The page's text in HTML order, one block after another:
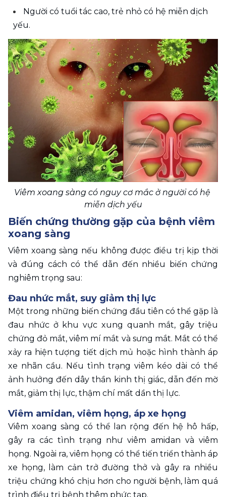
Người có tuổi tác cao, trẻ nhỏ có hệ miễn dịch
yếu.
Viêm xoang sàng có nguy cơ mắc ở người có hệ
miễn dịch yếu
Biến chứng thường gặp của bệnh viêm
xoang sàng
Viêm xoang sàng nếu không được điều trị kịp thời
và đúng cách có thể dẫn đến nhiều biến chứng
nghiêm trọng sau:
Đau nhức mắt, suy giảm thị lực
Một trong những biến chứng đầu tiên có thể gặp là
đau nhức ở khu vực xung quanh mắt, gây triệu
chứng đỏ mắt, viêm mí mắt và sưng mắt. Mắt có thể
xảy ra hiện tượng tiết dịch mủ hoặc hình thành áp
xe nhãn cầu. Nếu tình trạng viêm kéo dài có thể
ảnh hưởng đến dây thần kinh thị giác, dẫn đến mờ
mắt, giảm thị lực, thậm chí mất dần thị lực.
Viêm amidan, viêm họng, áp xe họng
Viêm xoang sàng có thể lan rộng đến hệ hô hấp,
gây ra các tình trạng như viêm amidan và viêm
họng. Ngoài ra, viêm họng có thể tiến triển thành áp
xe họng, làm cản trở đường thở và gây ra nhiều
triệu chứng khó chịu hơn cho người bệnh, làm quá
trình điều trị bệnh thêm phức tạp.